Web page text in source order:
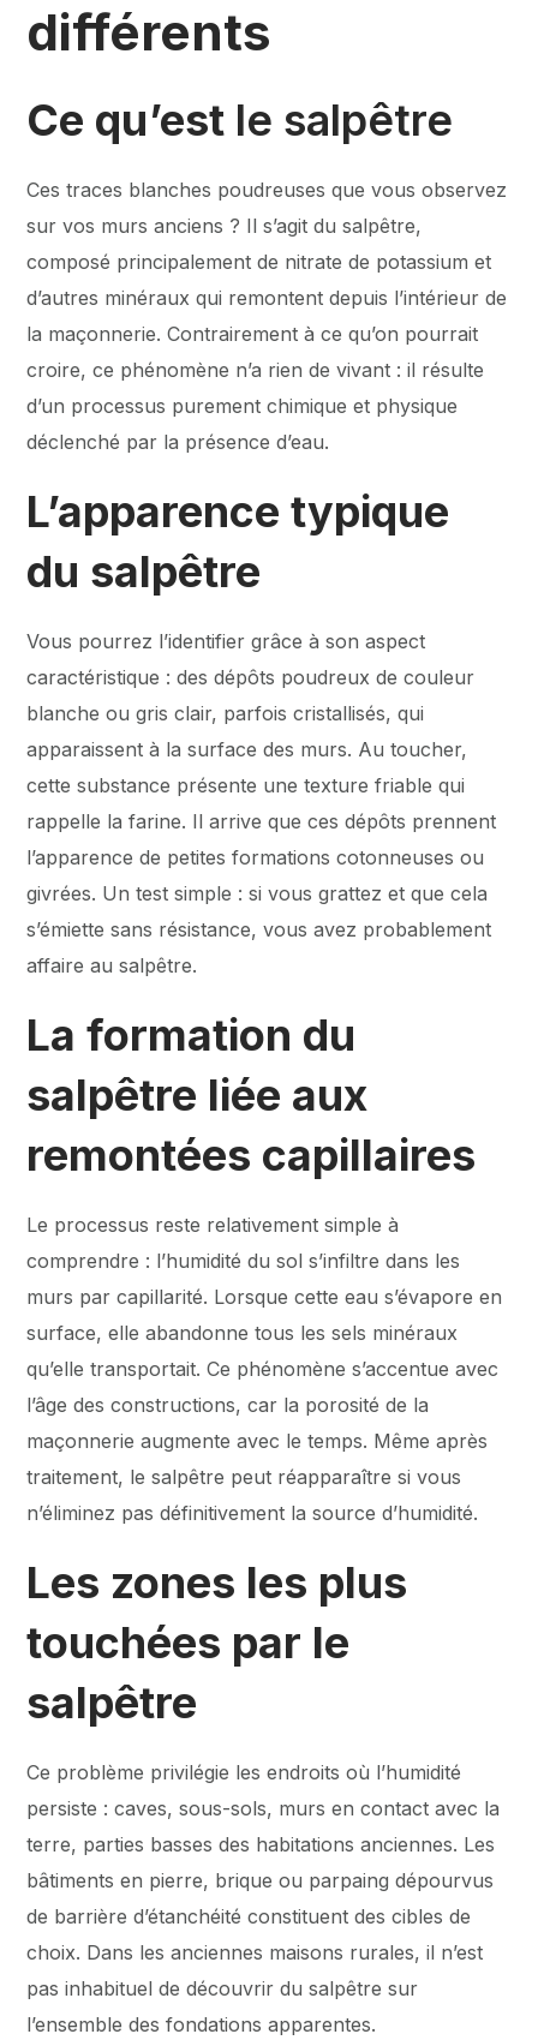
différents
Ce qu’est le salpêtre
Ces traces blanches poudreuses que vous observez
sur vos murs anciens ? Il s’agit du salpêtre,
composé principalement de nitrate de potassium et
d’autres minéraux qui remontent depuis l’intérieur de
la maçonnerie. Contrairement à ce qu’on pourrait
croire, ce phénomène n’a rien de vivant : il résulte
d’un processus purement chimique et physique
déclenché par la présence d’eau.
L’apparence typique
du salpêtre
Vous pourrez l’identifier grâce à son aspect
caractéristique : des dépôts poudreux de couleur
blanche ou gris clair, parfois cristallisés, qui
apparaissent à la surface des murs. Au toucher,
cette substance présente une texture friable qui
rappelle la farine. Il arrive que ces dépôts prennent
l’apparence de petites formations cotonneuses ou
givrées. Un test simple : si vous grattez et que cela
s’émiette sans résistance, vous avez probablement
affaire au salpêtre.
La formation du
salpêtre liée aux
remontées capillaires
Le processus reste relativement simple à
comprendre : l’humidité du sol s’infiltre dans les
murs par capillarité. Lorsque cette eau s’évapore en
surface, elle abandonne tous les sels minéraux
qu’elle transportait. Ce phénomène s’accentue avec
l’âge des constructions, car la porosité de la
maçonnerie augmente avec le temps. Même après
traitement, le salpêtre peut réapparaître si vous
n’éliminez pas définitivement la source d’humidité.
Les zones les plus
touchées par le
salpêtre
Ce problème privilégie les endroits où l’humidité
persiste : caves, sous-sols, murs en contact avec la
terre, parties basses des habitations anciennes. Les
bâtiments en pierre, brique ou parpaing dépourvus
de barrière d’étanchéité constituent des cibles de
choix. Dans les anciennes maisons rurales, il n’est
pas inhabituel de découvrir du salpêtre sur
l’ensemble des fondations apparentes.